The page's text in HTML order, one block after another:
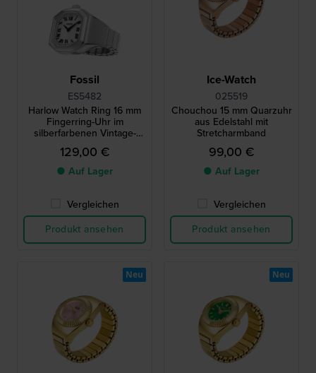
Fossil
ES5482
Harlow Watch Ring 16 mm
Fingerring-Uhr im
silberfarbenen Vintage-
Design mit achteckigem
Gehäuse
129,00 €
● Auf Lager
Vergleichen
Produkt ansehen
Ice-Watch
025519
Chouchou 15 mm Quarzuhr
aus Edelstahl mit
Stretcharmband
99,00 €
● Auf Lager
Vergleichen
Produkt ansehen
Neu Neu